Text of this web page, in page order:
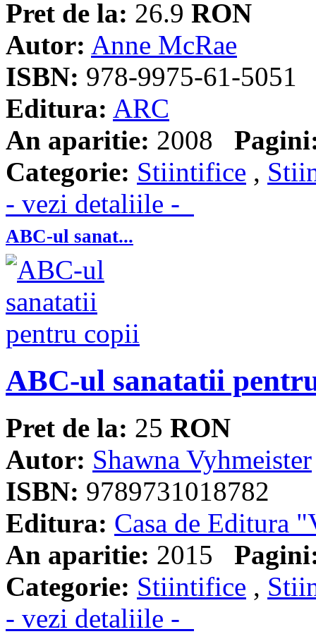
Pret de la: 26.9 RON
Autor: Anne McRae
ISBN: 978-9975-61-5051
Editura: ARC
An aparitie: 2008
Categorie: Stiintifice ,
- vezi detaliile -
ABC-ul sanat...
ABC-ul sanatatii
Pret de la: 25 RON
Autor: Shawna Vyhmeister
ISBN: 9789731018782
Editura: Casa de Editura
An aparitie: 2015
Categorie: Stiintifice ,
- vezi detaliile -